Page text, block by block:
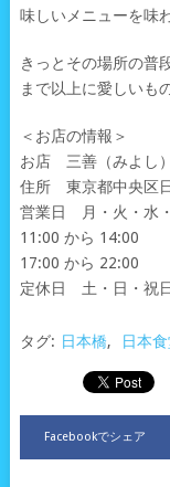
味しいメニューを味
きっとその場所の普
まで以上に愛しいも
＜お店の情報＞
お店 三善（みよし）
住所 東京都中央区
営業日 月・火・水
11:00 から 14:00
17:00 から 22:00
定休日 土・日・祝
タグ: 日本橋, 日本
Facebookでシェア